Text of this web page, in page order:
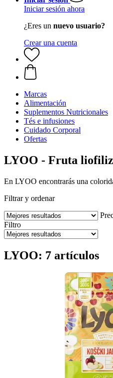
Iniciar sesión ahora
¿Eres un nuevo usuario?
Crear una cuenta
Marcas
Alimentación
Suplementos Nutricionales
Tés e infusiones
Cuidado Corporal
Ofertas
LYOO - Fruta
En LYOO encontrarás una
Filtrar y ordenar
Filtro
LYOO: 7 artículos